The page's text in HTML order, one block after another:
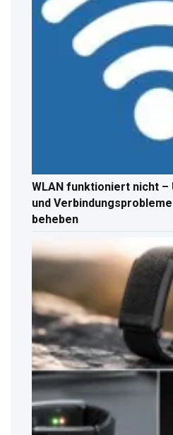
WLAN funktioniert nicht
und
beheben